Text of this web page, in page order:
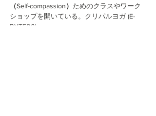
（Self-compassion） ためのクラスやワーク
ショップを開いている。クリパルヨガ (E-
RYT500)